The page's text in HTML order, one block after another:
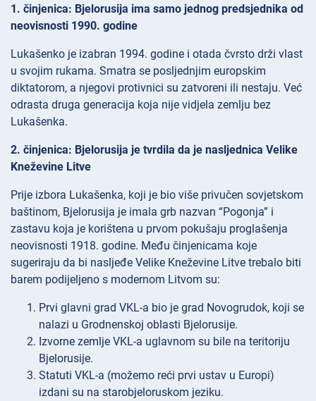
1. činjenica: Bjelorusija ima samo jednog predsjednika od
neovisnosti 1990. godine
Lukašenko je izabran 1994. godine i otada čvrsto drži vlast
u svojim rukama. Smatra se posljednjim europskim
diktatorom, a njegovi protivnici su zatvoreni ili nestaju. Već
odrasta druga generacija koja nije vidjela zemlju bez
Lukašenka.
2. činjenica: Bjelorusija je tvrdila da je nasljednica Velike
Kneževine Litve
Prije izbora Lukašenka, koji je bio više privučen sovjetskom
baštinom, Bjelorusija je imala grb nazvan “Pogonja” i
zastavu koja je korištena u prvom pokušaju proglašenja
neovisnosti 1918. godine. Među činjenicama koje
sugeriraju da bi nasljeđe Velike Kneževine Litve trebalo biti
barem podijeljeno s modernom Litvom su:
Prvi glavni grad VKL-a bio je grad Novogrudok, koji se
nalazi u Grodnenskoj oblasti Bjelorusije.
Izvorne zemlje VKL-a uglavnom su bile na teritoriju
Bjelorusije.
Statuti VKL-a (možemo reći prvi ustav u Europi)
izdani su na starobjeloruskom jeziku.